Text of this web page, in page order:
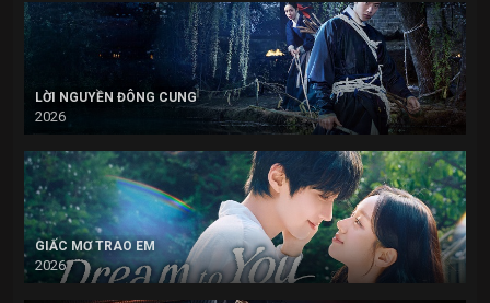
LỜI NGUYỀN ĐÔNG CUNG
2026
GIẤC MƠ TRAO EM
2026